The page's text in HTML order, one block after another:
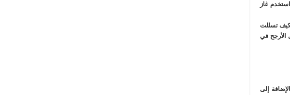
استخدم غاز
كيف تسللت
على الأرجح في
إلى